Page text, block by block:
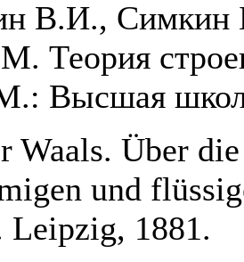
В.И., Симкин
Теория
Высшая
Waals. Über
und
Leipzig, 1881.